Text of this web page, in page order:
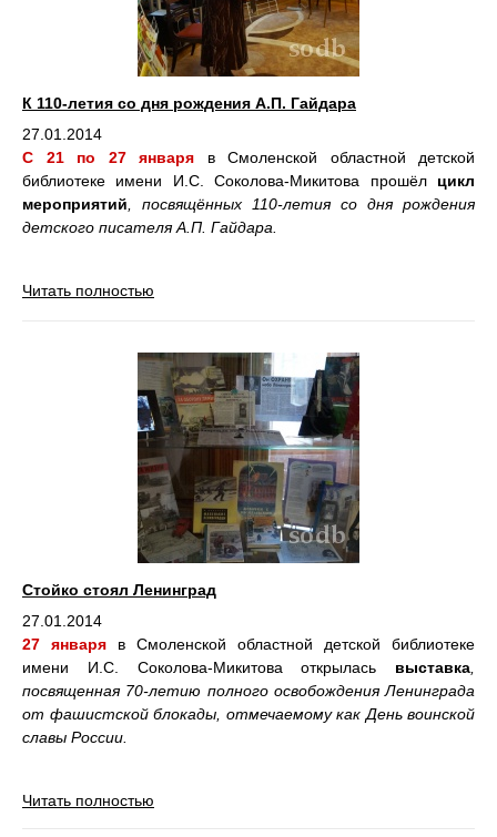
К 110-летия со дня рождения А.П. Гайдара
27.01.2014
С 21 по 27 января в Смоленской областной детской
библиотеке имени И.С. Соколова-Микитова прошёл
цикл
мероприятий , посвящённых 110-летия со дня рождения
детского писателя А.П. Гайдара.
Читать полностью
Стойко стоял Ленинград
27.01.2014
27 января в Смоленской областной детской библиотеке
имени И.С. Соколова-Микитова открылась
выставка
посвященная 70-летию полного освобождения Ленинграда
от фашистской блокады, отмечаемому как День воинской
славы России.
Читать полностью